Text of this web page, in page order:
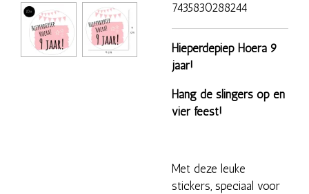
7435830288244
Hieperdepiep Hoera 9
jaar!
Hang de slingers op en
vier feest!
Met deze leuke
stickers, speciaal voor